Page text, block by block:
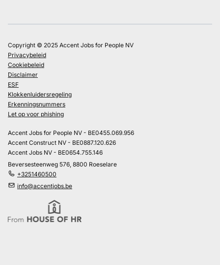
Copyright © 2025 Accent Jobs for People NV
Privacybeleid
Cookiebeleid
Disclaimer
ESF
Klokkenluidersregeling
Erkenningsnummers
Let op voor phishing
Accent Jobs for People NV - BE0455.069.956
Accent Construct NV - BE0887.120.626
Accent Jobs NV - BE0654.755.146
Beversesteenweg 576, 8800 Roeselare
+3251460500
info@accentjobs.be